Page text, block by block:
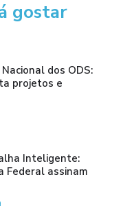
gostar
Nacional dos ODS:
projetos e
Inteligente:
Federal assinam